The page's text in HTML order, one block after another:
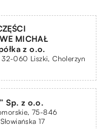
MICHAŁ
z o.o.
32-060 Liszki, Cholerzyn
Sp. z o.o.
75-846
17